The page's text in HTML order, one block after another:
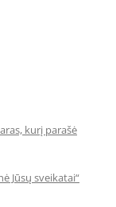
kurį parašė
Jūsų sveikatai“